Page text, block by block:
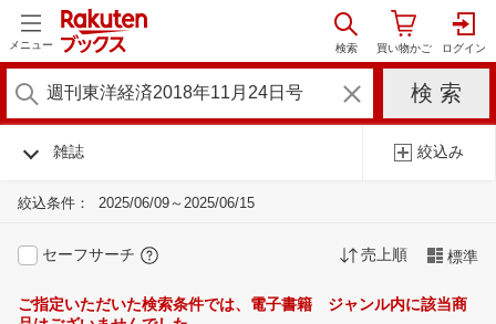
メニュー
雑誌 絞込み
絞込条件： 2025/06/09～2025/06/15
セーフサーチ 売上順 標準
ご指定いただいた検索条件では、電子書籍 ジャンル内に該当商